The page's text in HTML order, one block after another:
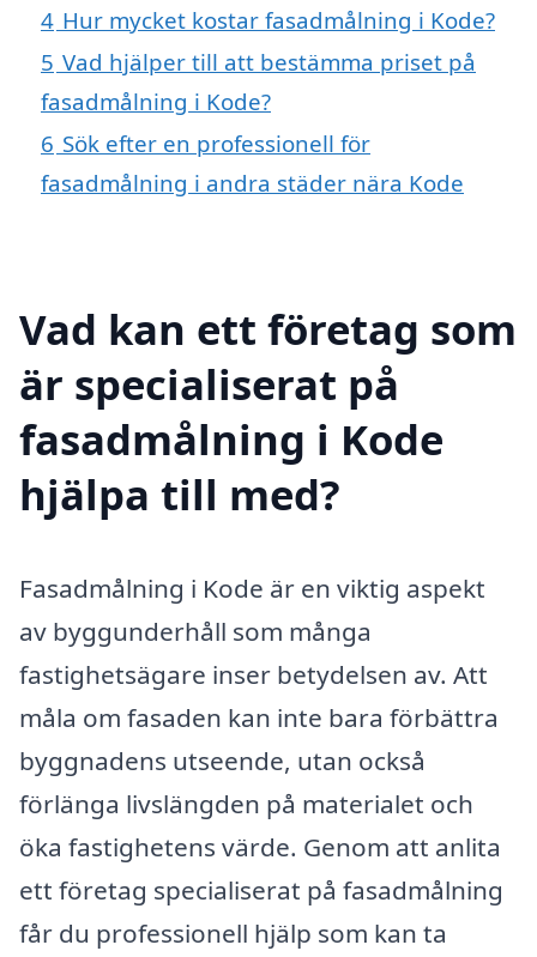
4 Hur mycket kostar fasadmålning i Kode?
5 Vad hjälper till att bestämma priset på
fasadmålning i Kode?
6 Sök efter en professionell för
fasadmålning i andra städer nära Kode
Vad kan ett företag som
är specialiserat på
fasadmålning i Kode
hjälpa till med?
Fasadmålning i Kode är en viktig aspekt
av byggunderhåll som många
fastighetsägare inser betydelsen av. Att
måla om fasaden kan inte bara förbättra
byggnadens utseende, utan också
förlänga livslängden på materialet och
öka fastighetens värde. Genom att anlita
ett företag specialiserat på fasadmålning
får du professionell hjälp som kan ta